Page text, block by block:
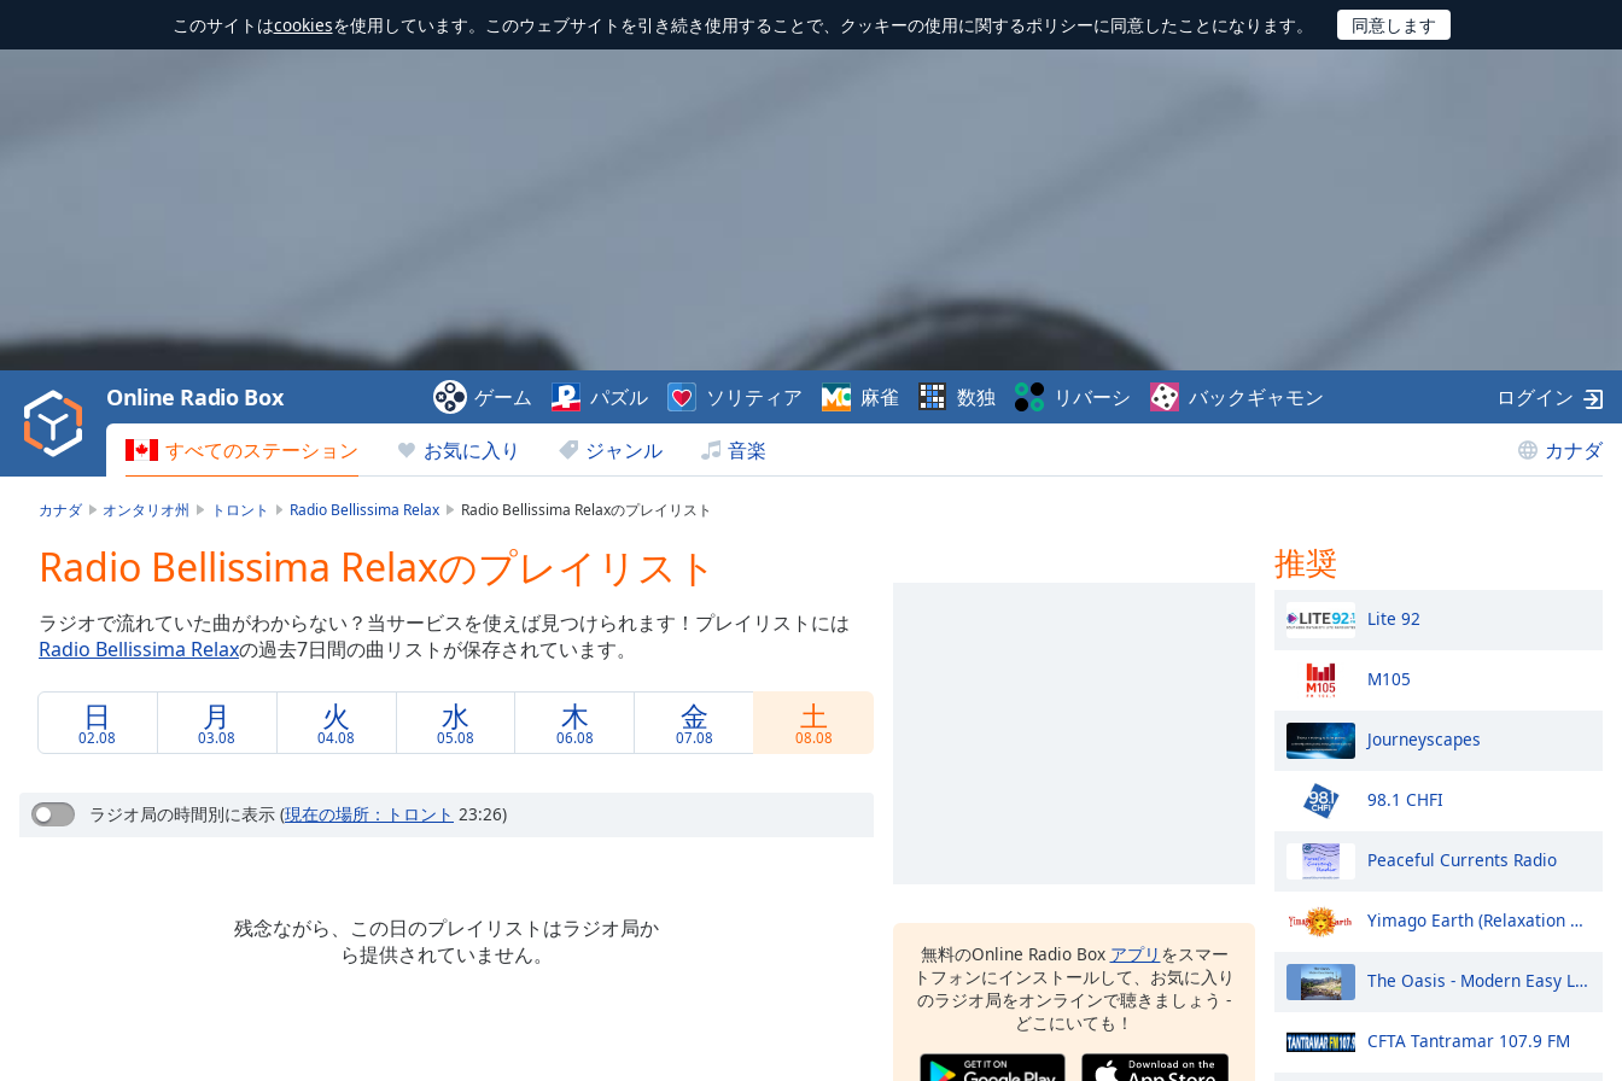
このサイトはcookiesを使用しています。このウェブサイトを引き続き使用することで、クッキーの使用に関するポリシーに同意したことになります。
loading.
Video
Play
Backward
Skip
Current
Time0:00
Duration-:-
Loaded:
TypeLIVE
live,
currently
すべてのステーション お気に入り ジャンル 音楽 カナダ
Online Radio Box ゲーム パズル ソリティア 麻雀 数独 リバーシ バックギャモン ログイン
カナダ オンタリオ州 トロント Radio Bellissima Relax Radio Bellissima Relaxのプレイリスト
Radio Bellissima Relaxのプレイリスト
ラジオで流れていた曲がわからない？当サービスを使えば見つけられます！プレイリストには
Radio Bellissima Relaxの過去7日間の曲リストが保存されています。
日
02.08
月
03.08
火
04.08
水
05.08
木
06.08
金
07.08
土
08.08
ラジオ局の時間別に表示 (現在の場所：トロント 23:26)
残念ながら、この日のプレイリストはラジオ局か
ら提供されていません。
無料のOnline Radio Box アプリ をスマー
トフォンにインストールして、お気に入り
のラジオ局をオンラインで聴きましょう -
どこにいても！
推奨
Lite 92
M105
Journeyscapes
98.1 CHFI
Peaceful Currents Radio
Yimago Earth (Relaxation Music)
The Oasis - Modern Easy Listening
CFTA Tantramar 107.9 FM